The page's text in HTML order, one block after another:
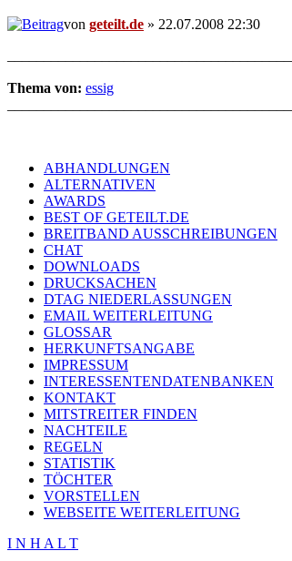
von geteilt.de » 22.07.2008 22:30
Thema von: essig
ABHANDLUNGEN
ALTERNATIVEN
AWARDS
BEST OF GETEILT.DE
BREITBAND AUSSCHREIBUNGEN
CHAT
DOWNLOADS
DRUCKSACHEN
DTAG NIEDERLASSUNGEN
EMAIL WEITERLEITUNG
GLOSSAR
HERKUNFTSANGABE
IMPRESSUM
INTERESSENTENDATENBANKEN
KONTAKT
MITSTREITER FINDEN
NACHTEILE
REGELN
STATISTIK
TÖCHTER
VORSTELLEN
WEBSEITE WEITERLEITUNG
I N H A L T